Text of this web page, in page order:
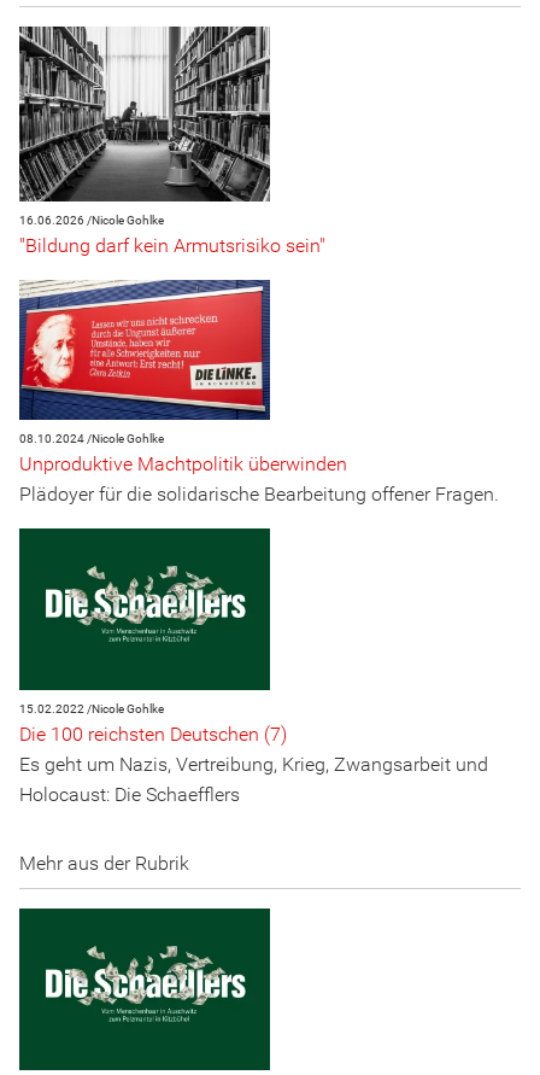
16.06.2026 /Nicole Gohlke
"Bildung darf kein Armutsrisiko sein"
08.10.2024 /Nicole Gohlke
Unproduktive Machtpolitik überwinden
Plädoyer für die solidarische Bearbeitung offener Fragen.
15.02.2022 /Nicole Gohlke
Die 100 reichsten Deutschen (7)
Es geht um Nazis, Vertreibung, Krieg, Zwangsarbeit und
Holocaust: Die Schaefflers
Mehr aus der Rubrik